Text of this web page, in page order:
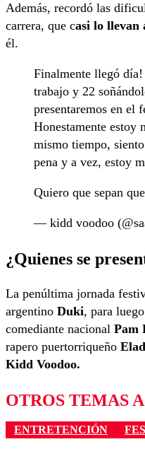
Además, recordó las
carrera, que casi lo llevan
él.
Finalmente llegó día!
trabajo y 22
presentaremos en el
Honestamente estoy
mismo tiempo,
pena y a vez, estoy
Quiero que sepan
— kidd voodoo
¿Quienes se
La penúltima jornada
argentino Duki, para
comediante nacional Pam
rapero puertorriqueño
Kidd Voodoo.
OTROS TEMAS
ENTRETENCIÓN